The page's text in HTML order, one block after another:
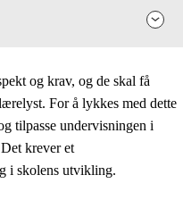
og krav, og de skal få
For å lykkes med dette
tilpasse undervisningen i
krever et
i skolens utvikling.